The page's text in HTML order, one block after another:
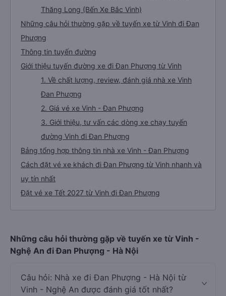
Thăng Long (Bến Xe Bắc Vinh)
Những câu hỏi thường gặp về tuyến xe từ Vinh đi Đan
Phượng
Thông tin tuyến đường
Giới thiệu tuyến đường xe đi Đan Phượng từ Vinh
1. Về chất lượng, review, đánh giá nhà xe Vinh
Đan Phượng
2. Giá vé xe Vinh - Đan Phượng
3. Giới thiệu, tư vấn các dòng xe chạy tuyến
đường Vinh đi Đan Phượng
Bảng tổng hợp thông tin nhà xe Vinh - Đan Phượng
Cách đặt vé xe khách đi Đan Phượng từ Vinh nhanh và
uy tín nhất
Đặt vé xe Tết 2027 từ Vinh đi Đan Phượng
Những câu hỏi thường gặp về tuyến xe từ Vinh -
Nghệ An đi Đan Phượng - Hà Nội
Câu hỏi: Nhà xe đi Đan Phượng - Hà Nội từ
Vinh - Nghệ An được đánh giá tốt nhất?